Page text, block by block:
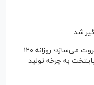
شد
شهری که از نخاله‌های ساختمانی ثروت می‌سازد؛ روزانه ۱۲۰
به چرخه تولید